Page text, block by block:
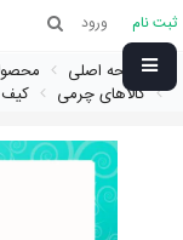
ثبت نام ورود
صفحه اصلی
کالاهای چرمی
کیف